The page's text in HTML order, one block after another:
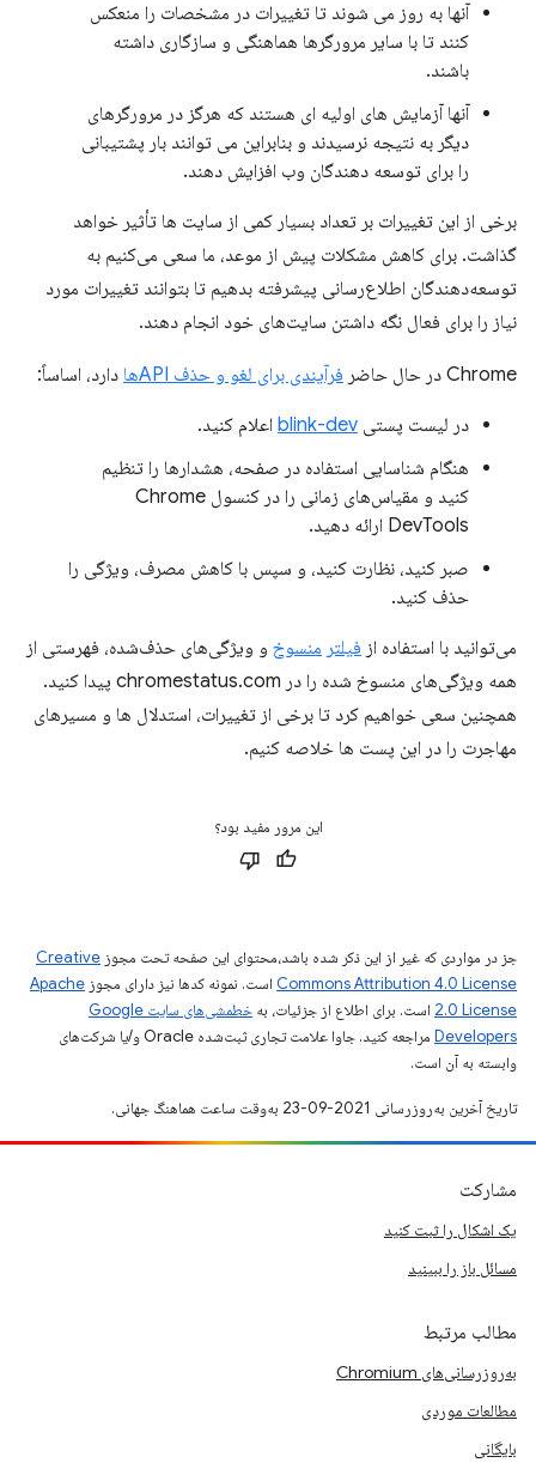
آنها به روز می شوند تا تغییرات در مشخصات را منعکس
کنند تا با سایر مرورگرها هماهنگی و سازگاری داشته
باشند.
آنها آزمایش های اولیه ای هستند که هرگز در مرورگرهای
دیگر به نتیجه نرسیدند و بنابراین می توانند بار پشتیبانی
را برای توسعه دهندگان وب افزایش دهند.
برخی از این تغییرات بر تعداد بسیار کمی از سایت ها تأثیر خواهد
گذاشت. برای کاهش مشکلات پیش از موعد، ما سعی می‌کنیم به
توسعه‌دهندگان اطلاع‌رسانی پیشرفته بدهیم تا بتوانند تغییرات مورد
نیاز را برای فعال نگه داشتن سایت‌های خود انجام دهند.
Chrome در حال حاضر فرآیندی برای لغو و حذف APIها دارد، اساساً:
در لیست پستی blink-dev اعلام کنید.
هنگام شناسایی استفاده در صفحه، هشدارها را تنظیم
کنید و مقیاس‌های زمانی را در کنسول Chrome
DevTools ارائه دهید.
صبر کنید، نظارت کنید، و سپس با کاهش مصرف، ویژگی را
حذف کنید.
می‌توانید با استفاده از فیلتر منسوخ و ویژگی‌های حذف‌شده، فهرستی از
همه ویژگی‌های منسوخ شده را در chromestatus.com پیدا کنید.
همچنین سعی خواهیم کرد تا برخی از تغییرات، استدلال ها و مسیرهای
مهاجرت را در این پست ها خلاصه کنیم.
این مرور مفید بود؟
جز در مواردی که غیر از این ذکر شده باشد،‌محتوای این صفحه تحت مجوز Creative
Commons Attribution 4.0 License است. نمونه کدها نیز دارای مجوز Apache
2.0 License است. برای اطلاع از جزئیات، به
خطمشی‌های سایت Google
Developers‏
مراجعه کنید. جاوا علامت تجاری ثبت‌شده Oracle و/یا شرکت‌های
وابسته به آن است.
تاریخ آخرین به‌روزرسانی 2021-09-23 به‌وقت ساعت هماهنگ جهانی.
مشارکت
یک اشکال را ثبت کنید
مسائل باز را ببینید
مطالب مرتبط
به‌روزرسانی‌های Chromium
مطالعات موردی
بایگانی